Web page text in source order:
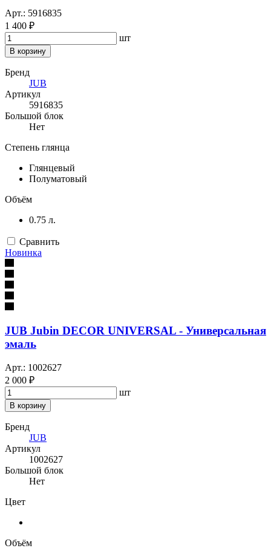
Арт.: 5916835
1 400 ₽
шт
В корзину
Бренд
JUB
Артикул
5916835
Большой блок
Нет
Степень глянца
Глянцевый
Полуматовый
Объём
0.75 л.
Сравнить
Новинка
JUB Jubin DECOR UNIVERSAL - Универсальная
эмаль
Арт.: 1002627
2 000 ₽
шт
В корзину
Бренд
JUB
Артикул
1002627
Большой блок
Нет
Цвет
Объём